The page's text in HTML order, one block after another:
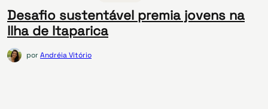
Desafio sustentável premia jovens na
Ilha de Itaparica
porAndréia Vitório